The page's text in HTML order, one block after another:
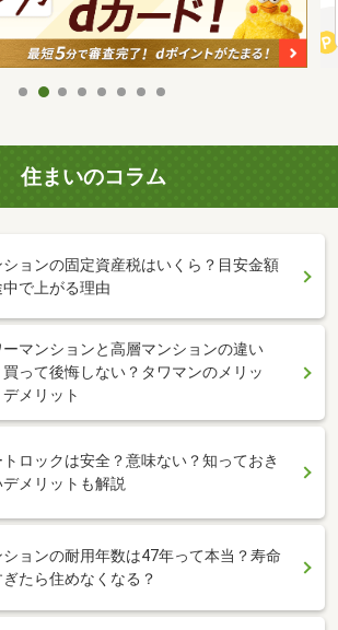
住まいのコラム
ションの固定資産税はいくら？目安金額
で上がる理由
ーマンションと高層マンションの違い
買って後悔しない？タワマンのメリッ
デメリット
トロックは安全？意味ない？知っておき
デメリットも解説
ションの耐用年数は47年って本当？寿命
たら住めなくなる？